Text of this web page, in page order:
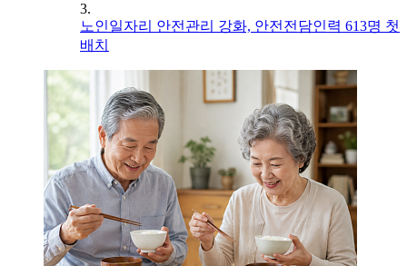
3.
노인일자리 안전관리 강화, 안전전담인력 613명 첫
배치